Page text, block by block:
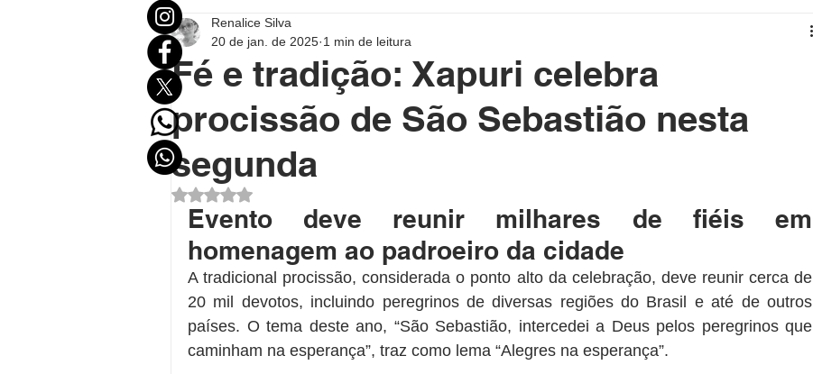
Mundo Eleições
Destaque Político Destaque Político Home Governo do Acre
Política no Acre
Polícial Economia FUXICO NO BALDE
Fé e tradição: Xapuri celebra
procissão de São Sebastião nesta
segunda
Renalice Silva
20 de jan. de 2025 1 min de leitura
Avaliado com NaN de 5 estrelas.
Evento deve reunir milhares de fiéis em
homenagem ao padroeiro da cidade
A tradicional procissão, considerada o ponto alto da celebração, deve reunir cerca de
20 mil devotos, incluindo peregrinos de diversas regiões do Brasil e até de outros
países. O tema deste ano, “São Sebastião, intercedei a Deus pelos peregrinos que
caminham na esperança”, traz como lema “Alegres na esperança”.